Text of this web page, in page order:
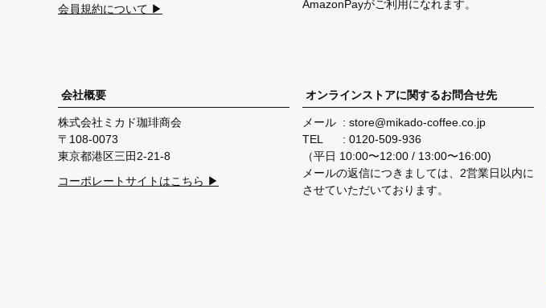
会員規約について ▶
AmazonPayがご利用になれます。
会社概要
株式会社ミカド珈琲商会
108-0073
東京都港区三田2-21-8
コーポレートサイトはこちら ▶
オンラインストアに関するお問合せ先
メール
store@mikado-coffee.co.jp
TEL
0120-509-936
（平日 10:00〜12:00 / 13:00〜16:00)
メールの返信につきましては、2営業日以内に
させていただいております。